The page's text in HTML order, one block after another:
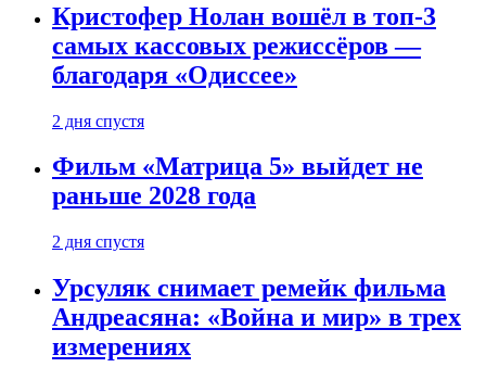
Кристофер Нолан вошёл в топ-3
самых кассовых режиссёров —
благодаря «Одиссее»
2 дня спустя
Фильм «Матрица 5» выйдет не
раньше 2028 года
2 дня спустя
Урсуляк снимает ремейк фильма
Андреасяна: «Война и мир» в трех
измерениях